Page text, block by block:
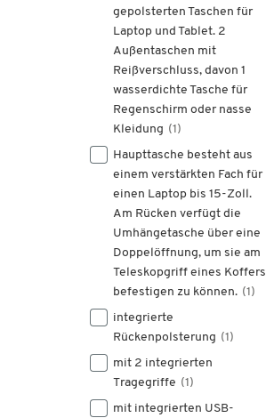
gepolsterten Taschen für
Laptop und Tablet. 2
Außentaschen mit
Reißverschluss, davon 1
wasserdichte Tasche für
Regenschirm oder nasse
Kleidung (1)
Haupttasche besteht aus
einem verstärkten Fach für
einen Laptop bis 15-Zoll.
Am Rücken verfügt die
Umhängetasche über eine
Doppelöffnung, um sie am
Teleskopgriff eines Koffers
befestigen zu können. (1)
integrierte
Rückenpolsterung (1)
mit 2 integrierten
Tragegriffe (1)
mit integrierten USB-